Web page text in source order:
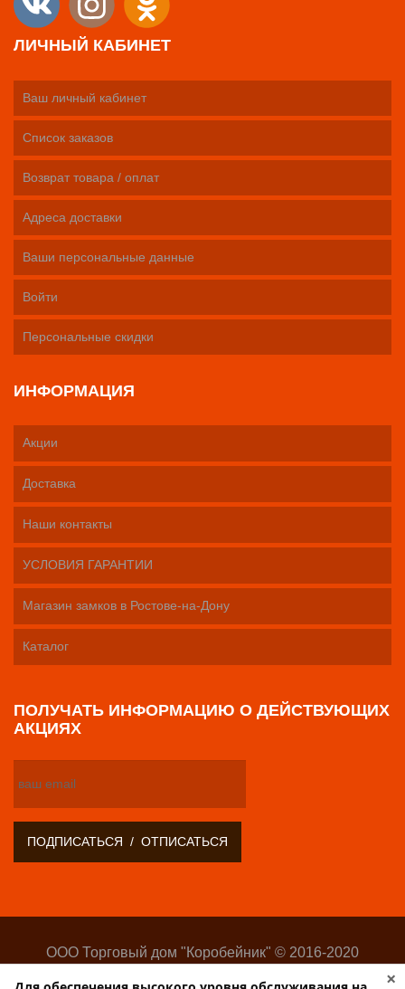
ЛИЧНЫЙ КАБИНЕТ
Ваш личный кабинет
Список заказов
Возврат товара / оплат
Адреса доставки
Ваши персональные данные
Войти
Персональные скидки
ИНФОРМАЦИЯ
Акции
Доставка
Наши контакты
УСЛОВИЯ ГАРАНТИИ
Магазин замков в Ростове-на-Дону
Каталог
ПОЛУЧАТЬ ИНФОРМАЦИЮ О ДЕЙСТВУЮЩИХ
АКЦИЯХ
ООО Торговый дом "Коробейник" © 2016-2020
×